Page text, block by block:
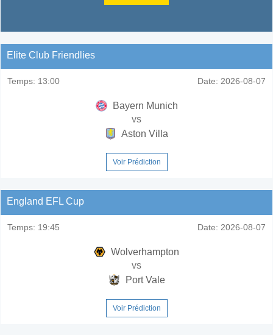
Elite Club Friendlies
Temps: 13:00 Date: 2026-08-07
Bayern Munich
vs
Aston Villa
Voir Prédiction
England EFL Cup
Temps: 19:45 Date: 2026-08-07
Wolverhampton
vs
Port Vale
Voir Prédiction